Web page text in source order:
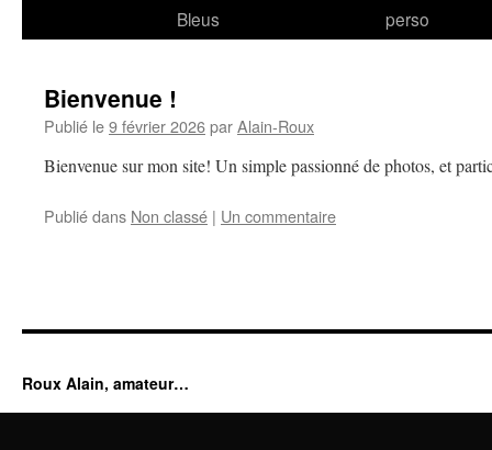
Bleus
perso
Bienvenue !
Publié le9 février 2026parAlain-Roux
Bienvenue sur mon site! Un simple passionné de photos, et
Publié dans Non classé | Un commentaire
Roux Alain, amateur…